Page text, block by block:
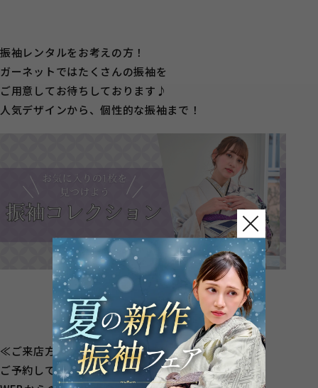
振袖レンタルをお考えの方！
ガーネットではたくさんの振袖を
ご用意してお待ちしております♪
人気デザインから、個性的な振袖まで！
≪ご来店方法≫
ご予約して頂くとスムーズにご案内が出来ます！